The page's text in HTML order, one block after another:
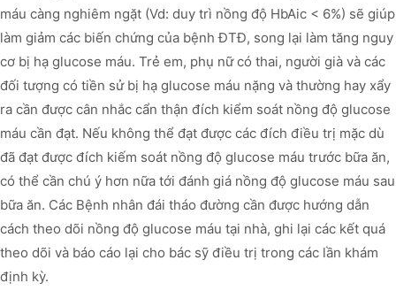
máu càng nghiêm ngặt (Vd: duy trì nồng độ HbAic < 6%) sẽ giúp
làm giảm các biến chứng của bệnh ĐTĐ, song lại làm tăng nguy
cơ bị hạ glucose máu. Trẻ em, phụ nữ có thai, người già và các
đối tượng có tiền sử bị hạ glucose máu nặng và thường hay xẩy
ra cần được cân nhắc cẩn thận đích kiểm soát nồng độ glucose
máu cần đạt. Nếu không thể đạt được các đích điều trị mặc dù
đã đạt được đích kiếm soát nồng độ glucose máu trước bữa ăn,
có thể cần chú ý hơn nữa tới đánh giá nồng độ glucose máu sau
bữa ăn. Các Bệnh nhân đái tháo đường cần được hướng dẫn
cách theo dõi nồng độ glucose máu tại nhà, ghi lại các kết quá
theo dõi và báo cáo lại cho bác sỹ điều trị trong các lần khám
định kỳ.